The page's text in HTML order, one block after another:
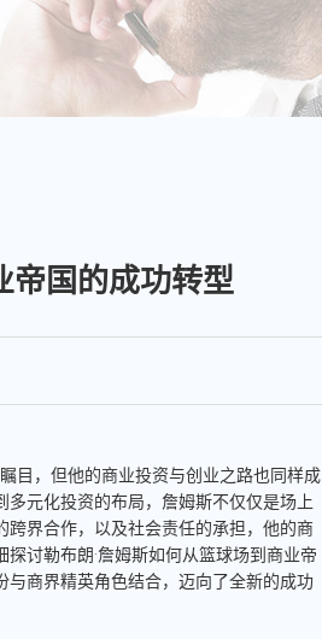
帝国的成功转型
目，但他的商业投资与创业之路也同样成
元化投资的布局，詹姆斯不仅仅是场上
界合作，以及社会责任的承担，他的商
讨勒布朗·詹姆斯如何从篮球场到商业帝
商界精英角色结合，迈向了全新的成功